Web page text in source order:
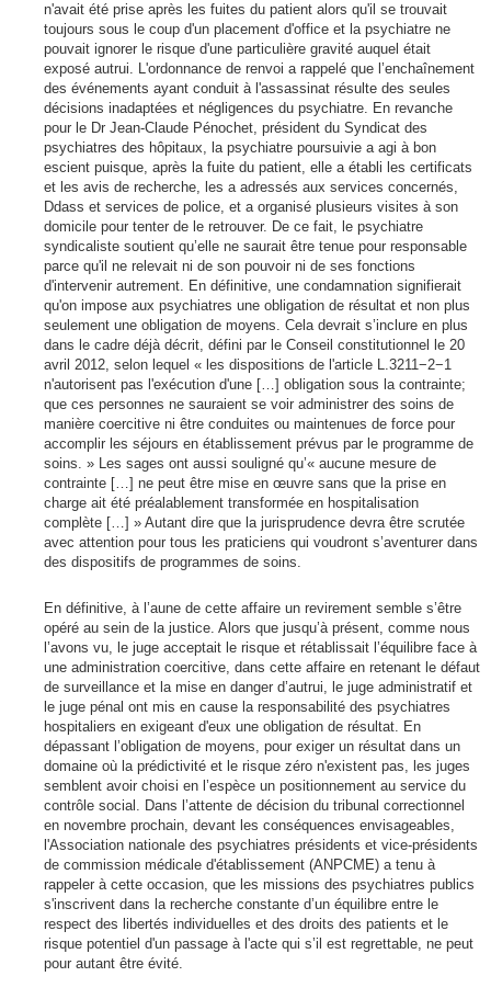
n'avait été prise après les fuites du patient alors qu'il se trouvait
toujours sous le coup d'un placement d'office et la psychiatre ne
pouvait ignorer le risque d'une particulière gravité auquel était
exposé autrui. L'ordonnance de renvoi a rappelé que l’enchaînement
des événements ayant conduit à l'assassinat résulte des seules
décisions inadaptées et négligences du psychiatre. En revanche
pour le Dr Jean-Claude Pénochet, président du Syndicat des
psychiatres des hôpitaux, la psychiatre poursuivie a agi à bon
escient puisque, après la fuite du patient, elle a établi les certificats
et les avis de recherche, les a adressés aux services concernés,
Ddass et services de police, et a organisé plusieurs visites à son
domicile pour tenter de le retrouver. De ce fait, le psychiatre
syndicaliste soutient qu’elle ne saurait être tenue pour responsable
parce qu'il ne relevait ni de son pouvoir ni de ses fonctions
d'intervenir autrement. En définitive, une condamnation signifierait
qu'on impose aux psychiatres une obligation de résultat et non plus
seulement une obligation de moyens. Cela devrait s’inclure en plus
dans le cadre déjà décrit, défini par le Conseil constitutionnel le 20
avril 2012, selon lequel « les dispositions de l'article L.3211−2−1
n'autorisent pas l'exécution d'une […] obligation sous la contrainte;
que ces personnes ne sauraient se voir administrer des soins de
manière coercitive ni être conduites ou maintenues de force pour
accomplir les séjours en établissement prévus par le programme de
soins. » Les sages ont aussi souligné qu’« aucune mesure de
contrainte […] ne peut être mise en œuvre sans que la prise en
charge ait été préalablement transformée en hospitalisation
complète […] » Autant dire que la jurisprudence devra être scrutée
avec attention pour tous les praticiens qui voudront s’aventurer dans
des dispositifs de programmes de soins.
En définitive, à l’aune de cette affaire un revirement semble s’être
opéré au sein de la justice. Alors que jusqu’à présent, comme nous
l’avons vu, le juge acceptait le risque et rétablissait l’équilibre face à
une administration coercitive, dans cette affaire en retenant le défaut
de surveillance et la mise en danger d’autrui, le juge administratif et
le juge pénal ont mis en cause la responsabilité des psychiatres
hospitaliers en exigeant d'eux une obligation de résultat. En
dépassant l’obligation de moyens, pour exiger un résultat dans un
domaine où la prédictivité et le risque zéro n'existent pas, les juges
semblent avoir choisi en l’espèce un positionnement au service du
contrôle social. Dans l’attente de décision du tribunal correctionnel
en novembre prochain, devant les conséquences envisageables,
l'Association nationale des psychiatres présidents et vice-présidents
de commission médicale d'établissement (ANPCME) a tenu à
rappeler à cette occasion, que les missions des psychiatres publics
s'inscrivent dans la recherche constante d’un équilibre entre le
respect des libertés individuelles et des droits des patients et le
risque potentiel d'un passage à l'acte qui s’il est regrettable, ne peut
pour autant être évité.